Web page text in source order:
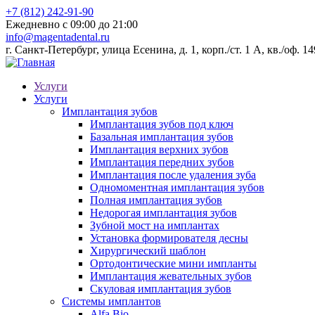
+7 (812) 242-91-90
Ежедневно с 09:00 до 21:00
info@magentadental.ru
г. Санкт-Петербург, улица Есенина, д. 1, корп./ст. 1 А, кв./оф.
Услуги
Услуги
Имплантация зубов
Имплантация зубов под ключ
Базальная имплантация зубов
Имплантация верхних зубов
Имплантация передних зубов
Имплантация после удаления зуба
Одномоментная имплантация зубов
Полная имплантация зубов
Недорогая имплантация зубов
Зубной мост на имплантах
Установка формирователя десны
Хирургический шаблон
Ортодонтические мини импланты
Имплантация жевательных зубов
Скуловая имплантация зубов
Системы имплантов